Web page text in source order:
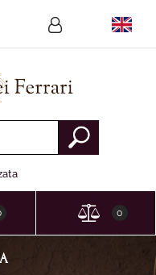
automaticamente gli
0